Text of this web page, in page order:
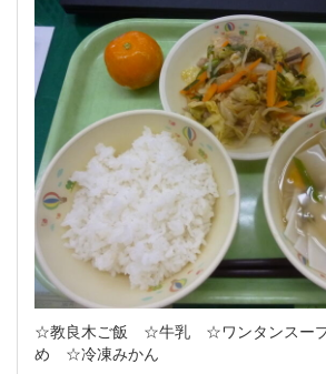
☆教良木ご飯 ☆牛乳 ☆ワンタンスー
め ☆冷凍みかん